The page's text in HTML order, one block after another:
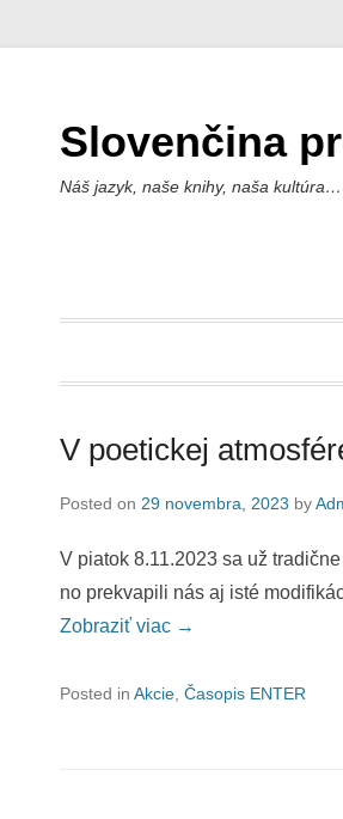
Slovenčina
Náš jazyk, naše knihy, naša kultúra…
V poetickej
Posted on 29 novembra, 2023 by
V piatok 8.11.2023 sa už
no prekvapili nás aj isté
Zobraziť viac →
Posted in Akcie Časopis ENTER